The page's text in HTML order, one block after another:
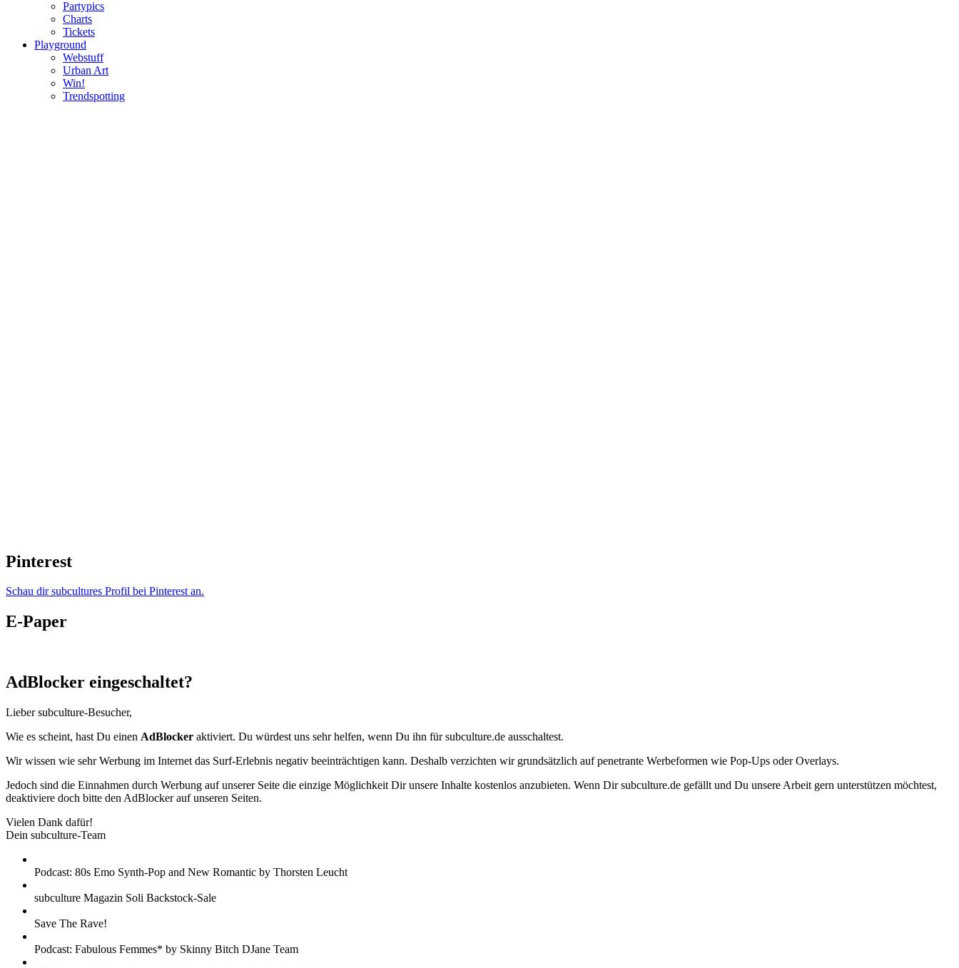
Partypics
Charts
Tickets
Playground
Webstuff
Urban Art
Win!
Trendspotting
Pinterest
Schau dir subcultures Profil bei Pinterest an.
E-Paper
AdBlocker eingeschaltet?
Lieber subculture-Besucher,
Wie es scheint, hast Du einen AdBlocker aktiviert. Du würdest uns sehr helfen, wenn Du ihn für subculture.de ausschaltest.
Wir wissen wie sehr Werbung im Internet das Surf-Erlebnis negativ beeinträchtigen kann. Deshalb verzichten wir grundsätzlich auf penetrante Werbeformen wie Pop-Ups oder Overlays.
Jedoch sind die Einnahmen durch Werbung auf unserer Seite die einzige Möglichkeit Dir unsere Inhalte kostenlos anzubieten. Wenn Dir subculture.de gefällt und Du unsere Arbeit gern unterstützen möchtest,
deaktiviere doch bitte den AdBlocker auf unseren Seiten.
Vielen Dank dafür!
Dein subculture-Team
Podcast: 80s Emo Synth-Pop and New Romantic by Thorsten Leucht
subculture Magazin Soli Backstock-Sale
Save The Rave!
Podcast: Fabulous Femmes* by Skinny Bitch DJane Team